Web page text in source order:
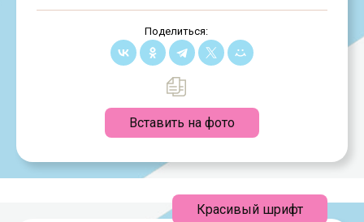
Поделиться:
Вставить на фото
Красивый шрифт